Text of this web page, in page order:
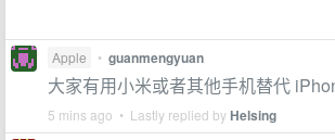
Apple • guanmengyuan
大家有用小米或者其他手机替代
5 mins ago • Lastly replied byHelsing